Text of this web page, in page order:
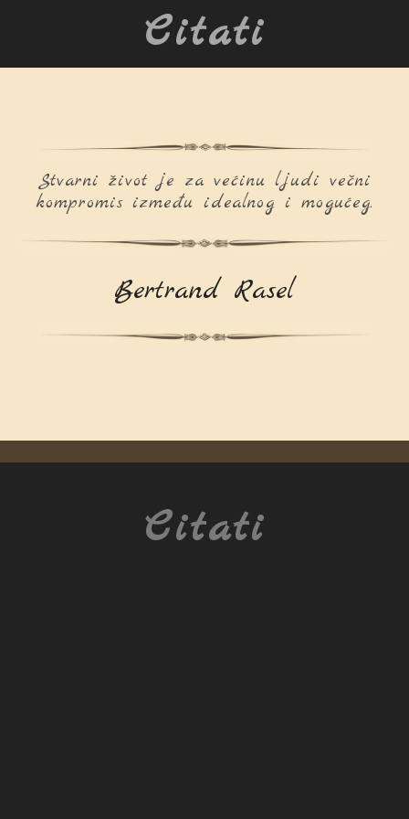
Citati
Stvarni život je za većinu ljudi večni
kompromis između idealnog i mogućeg.
Bertrand Rasel
Citati